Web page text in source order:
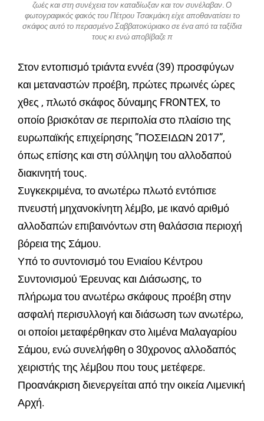
ζωές και στη συνέχεια τον καταδίωξαν και τον συνέλαβαν. Ο
φωτογραφικός φακός του Πέτρου Τσακμάκη είχε αποθανατίσει το
σκάφος αυτό το περασμένο Σαββατοκύριακο σε ένα από τα ταξίδια
τους κι ενώ αποβίβαζε π
Στον εντοπισμό τριάντα εννέα (39) προσφύγων
και μεταναστών προέβη, πρώτες πρωινές ώρες
χθες , πλωτό σκάφος δύναμης FRONTEX, το
οποίο βρισκόταν σε περιπολία στο πλαίσιο της
ευρωπαϊκής επιχείρησης ”ΠΟΣΕΙΔΩΝ 2017”,
όπως επίσης και στη σύλληψη του αλλοδαπού
διακινητή τους.
Συγκεκριμένα, το ανωτέρω πλωτό εντόπισε
πνευστή μηχανοκίνητη λέμβο, με ικανό αριθμό
αλλοδαπών επιβαινόντων στη θαλάσσια περιοχή
βόρεια της Σάμου.
Υπό το συντονισμό του Ενιαίου Κέντρου
Συντονισμού Έρευνας και Διάσωσης, το
πλήρωμα του ανωτέρω σκάφους προέβη στην
ασφαλή περισυλλογή και διάσωση των ανωτέρω,
οι οποίοι μεταφέρθηκαν στο λιμένα Μαλαγαρίου
Σάμου, ενώ συνελήφθη ο 30χρονος αλλοδαπός
χειριστής της λέμβου που τους μετέφερε.
Προανάκριση διενεργείται από την οικεία Λιμενική
Αρχή.